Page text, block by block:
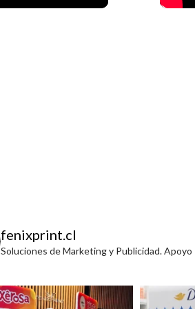
fenixprint.cl
Soluciones de Marketing y Publicidad.